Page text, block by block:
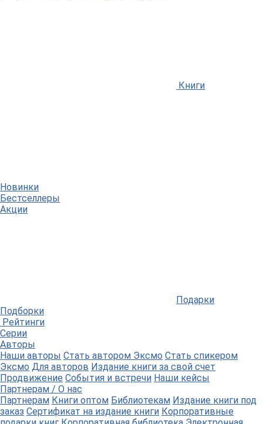
Книги
Новинки
Бестселлеры
Акции
Подарки
Подборки
Рейтинги
Серии
Авторы
Наши авторы Стать автором Эксмо Стать спикером
Эксмо Для авторов Издание книги за свой счет
Продвижение События и встречи Наши кейсы
Партнерам / О нас
Партнерам Книги оптом Библиотекам Издание книги под
заказ Сертификат на издание книги Корпоративные